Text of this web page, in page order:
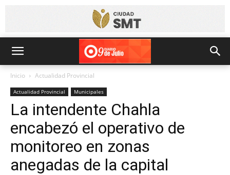
Inicio Actualidad Provincial
Actualidad Provincial Municipales
La intendente Chahla
encabezó el operativo de
monitoreo en zonas
anegadas de la capital